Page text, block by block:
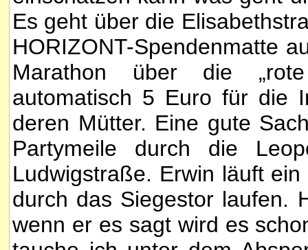
Es geht über die
HORIZONT-Spendenmatte
Marathon über die
automatisch 5 Euro für die
deren Mütter. Eine gute
Partymeile durch die
Ludwigstraße. Erwin läuft
durch das Siegestor laufen.
wenn er es sagt wird es